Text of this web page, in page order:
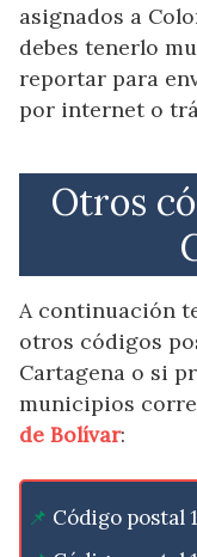
asignados a
debes tenerlo
reportar para
por internet o
Otros
A continuación
otros códigos
Cartagena o si
municipios
de Bolívar:
Código postal